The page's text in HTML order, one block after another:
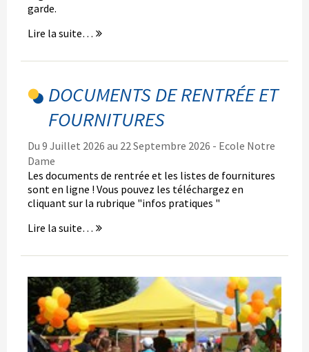
garde.
Lire la suite…
DOCUMENTS DE RENTRÉE ET
FOURNITURES
Du 9 Juillet 2026 au 22 Septembre 2026 - Ecole Notre
Dame
Les documents de rentrée et les listes de fournitures
sont en ligne ! Vous pouvez les téléchargez en
cliquant sur la rubrique "infos pratiques "
Lire la suite…